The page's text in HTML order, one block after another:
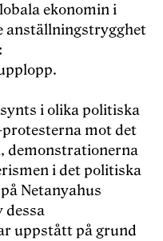
ekonomin i
anställningstrygghet
i olika politiska
mot det
demonstrationerna
i det politiska
Netanyahus
dessa
uppstått på grund